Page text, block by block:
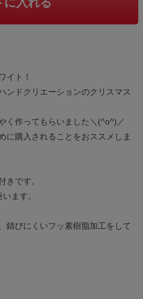
イト！
ンドクリエーションのクリスマス
く作ってもらいました＼(^o^)／
に購入されることをおススメしま
きです。
ます。
錆びにくいフッ素樹脂加工をして